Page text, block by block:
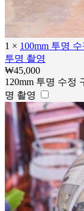
1 × 100mm 투명
투명 촬영
₩45,000
120mm 투명 수정
명 촬영